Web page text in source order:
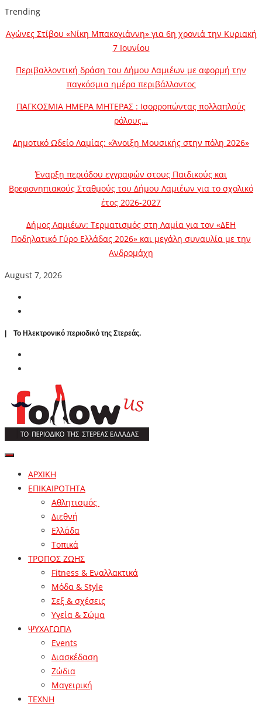
Trending
Αγώνες Στίβου «Νίκη Μπακογιάννη» για 6η χρονιά την Κυριακή
7 Ιουνίου
Περιβαλλοντική δράση του Δήμου Λαμιέων με αφορμή την
παγκόσμια ημέρα περιβάλλοντος
ΠΑΓΚΟΣΜΙΑ ΗΜΕΡΑ ΜΗΤΕΡΑΣ : Ισορροπώντας πολλαπλούς
ρόλους…
Δημοτικό Ωδείο Λαμίας: «Άνοιξη Μουσικής στην πόλη 2026»
Έναρξη περιόδου εγγραφών στους Παιδικούς και
Βρεφονηπιακούς Σταθμούς του Δήμου Λαμιέων για το σχολικό
έτος 2026-2027
Δήμος Λαμιέων: Τερματισμός στη Λαμία για τον «ΔΕΗ
Ποδηλατικό Γύρο Ελλάδας 2026» και μεγάλη συναυλία με την
Ανδρομάχη
August 7, 2026
| To Ηλεκτρονικό περιοδικό της Στερεάς.
ΑΡΧΙΚΗ
ΕΠΙΚΑΙΡΟΤΗΤΑ
Αθλητισμός
Διεθνή
Ελλάδα
Τοπικά
ΤΡΟΠΟΣ ΖΩΗΣ
Fitness & Εναλλακτικά
Μόδα & Style
Σεξ & σχέσεις
Υγεία & Σώμα
ΨΥΧΑΓΩΓΙΑ
Events
Διασκέδαση
Ζώδια
Μαγειρική
ΤΕΧΝΗ